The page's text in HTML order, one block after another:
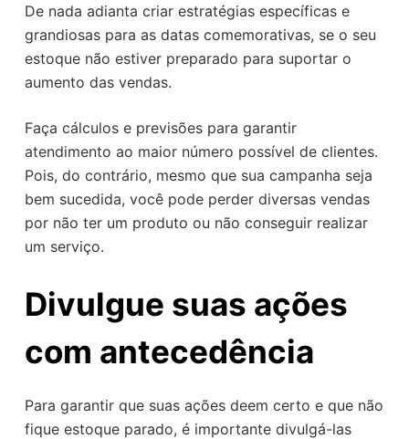
De nada adianta criar estratégias específicas e
grandiosas para as datas comemorativas, se o seu
estoque não estiver preparado para suportar o
aumento das vendas.
Faça cálculos e previsões para garantir
atendimento ao maior número possível de clientes.
Pois, do contrário, mesmo que sua campanha seja
bem sucedida, você pode perder diversas vendas
por não ter um produto ou não conseguir realizar
um serviço.
Divulgue suas ações
com antecedência
Para garantir que suas ações deem certo e que não
fique estoque parado, é importante divulgá-las